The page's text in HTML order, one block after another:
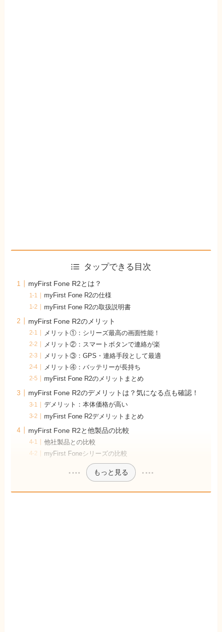
タップできる目次
myFirst Fone R2とは？
myFirst Fone R2の仕様
myFirst Fone R2の取扱説明書
myFirst Fone R2のメリット
メリット①：シリーズ最高の画面性能！
メリット②：スマートボタンで連絡が楽
メリット③：GPS・連絡手段として最適
メリット④：バッテリーが長持ち
myFirst Fone R2のメリットまとめ
myFirst Fone R2のデメリットは？気になる点も確認！
デメリット：本体価格が高い
myFirst Fone R2デメリットまとめ
myFirst Fone R2と他製品の比較
他社製品との比較
myFirst Foneシリーズの比較
もっと見る